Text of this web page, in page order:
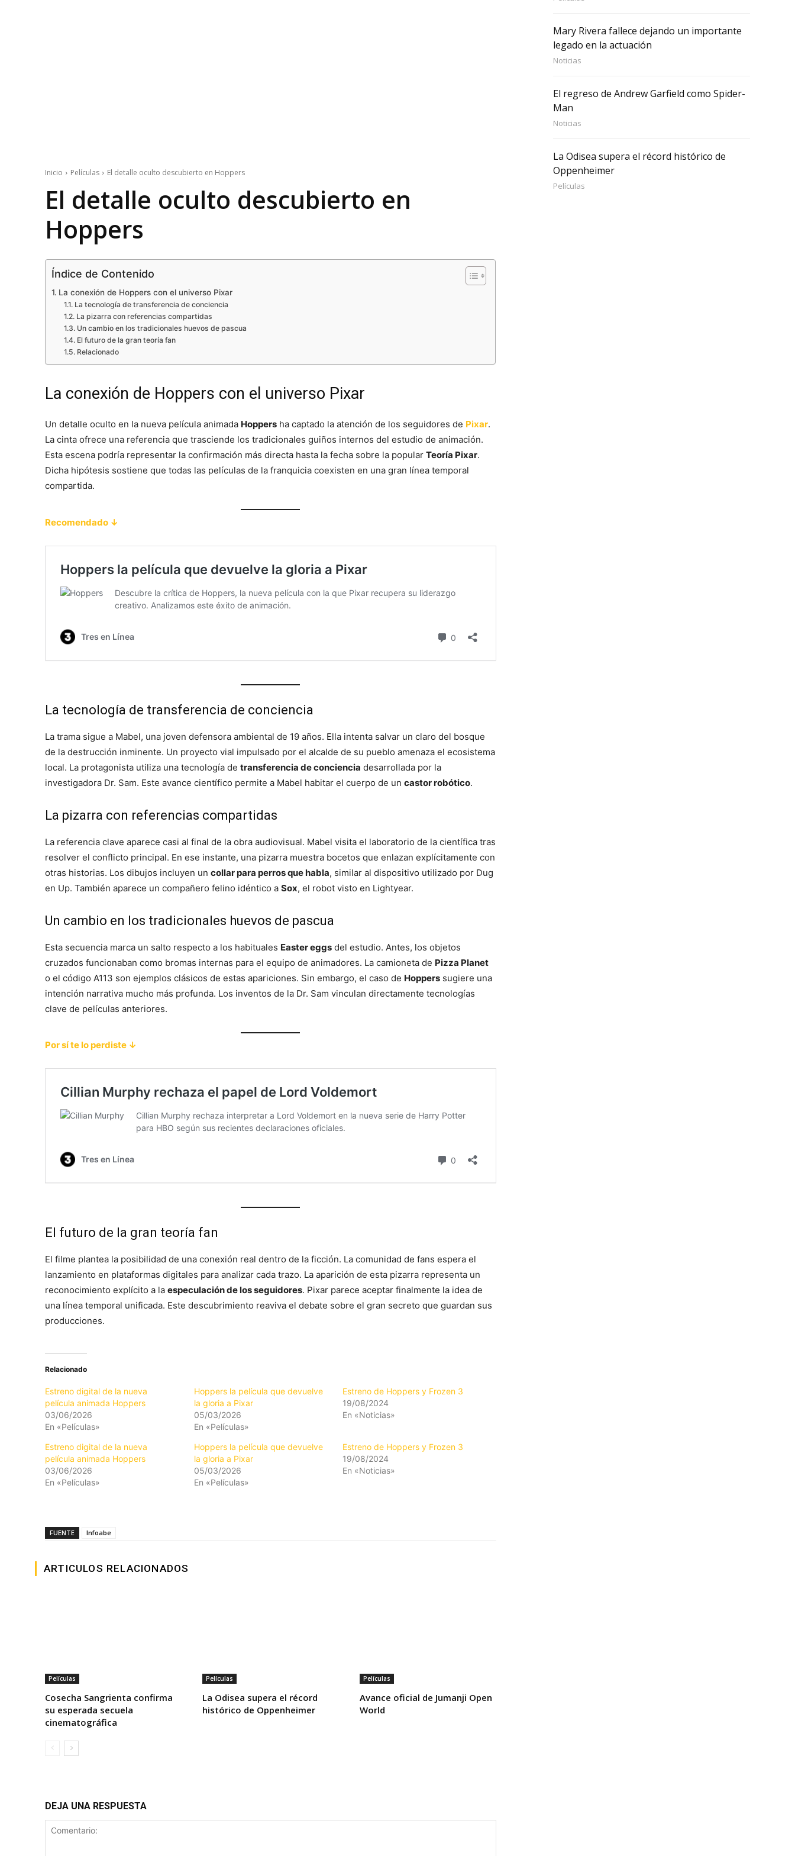
Inicio Películas El detalle oculto descubierto en Hoppers
El detalle oculto descubierto en
Hoppers
Índice de Contenido
La conexión de Hoppers con el universo Pixar
La tecnología de transferencia de conciencia
La pizarra con referencias compartidas
Un cambio en los tradicionales huevos de pascua
El futuro de la gran teoría fan
Relacionado
La conexión de Hoppers con el universo Pixar
Un detalle oculto en la nueva película animada Hoppers ha captado la atención de los seguidores de Pixar.
La cinta ofrece una referencia que trasciende los tradicionales guiños internos del estudio de animación.
Esta escena podría representar la confirmación más directa hasta la fecha sobre la popular Teoría Pixar.
Dicha hipótesis sostiene que todas las películas de la franquicia coexisten en una gran línea temporal
compartida.
Recomendado ↓
La tecnología de transferencia de conciencia
La trama sigue a Mabel, una joven defensora ambiental de 19 años. Ella intenta salvar un claro del bosque
de la destrucción inminente. Un proyecto vial impulsado por el alcalde de su pueblo amenaza el ecosistema
local. La protagonista utiliza una tecnología de transferencia de conciencia desarrollada por la
investigadora Dr. Sam. Este avance científico permite a Mabel habitar el cuerpo de un castor robótico.
La pizarra con referencias compartidas
La referencia clave aparece casi al final de la obra audiovisual. Mabel visita el laboratorio de la científica tras
resolver el conflicto principal. En ese instante, una pizarra muestra bocetos que enlazan explícitamente con
otras historias. Los dibujos incluyen un collar para perros que habla, similar al dispositivo utilizado por Dug
en Up. También aparece un compañero felino idéntico a Sox, el robot visto en Lightyear.
Un cambio en los tradicionales huevos de pascua
Esta secuencia marca un salto respecto a los habituales Easter eggs del estudio. Antes, los objetos
cruzados funcionaban como bromas internas para el equipo de animadores. La camioneta de Pizza Planet
o el código A113 son ejemplos clásicos de estas apariciones. Sin embargo, el caso de Hoppers sugiere una
intención narrativa mucho más profunda. Los inventos de la Dr. Sam vinculan directamente tecnologías
clave de películas anteriores.
Por sí te lo perdiste ↓
El futuro de la gran teoría fan
El filme plantea la posibilidad de una conexión real dentro de la ficción. La comunidad de fans espera el
lanzamiento en plataformas digitales para analizar cada trazo. La aparición de esta pizarra representa un
reconocimiento explícito a la especulación de los seguidores. Pixar parece aceptar finalmente la idea de
una línea temporal unificada. Este descubrimiento reaviva el debate sobre el gran secreto que guardan sus
producciones.
Relacionado
Estreno digital de la nueva
película animada Hoppers
03/06/2026
En «Películas»
Hoppers la película que devuelve
la gloria a Pixar
05/03/2026
En «Películas»
Estreno de Hoppers y Frozen 3
19/08/2024
En «Noticias»
Estreno digital de la nueva
película animada Hoppers
03/06/2026
En «Películas»
Hoppers la película que devuelve
la gloria a Pixar
05/03/2026
En «Películas»
Estreno de Hoppers y Frozen 3
19/08/2024
En «Noticias»
FUENTE Infoabe
ARTICULOS RELACIONADOS
Películas
Cosecha Sangrienta confirma
su esperada secuela
cinematográfica
Películas
La Odisea supera el récord
histórico de Oppenheimer
Películas
Avance oficial de Jumanji Open
World
DEJA UNA RESPUESTA
Mary Rivera fallece dejando un importante
legado en la actuación
Noticias
El regreso de Andrew Garfield como Spider-
Man
Noticias
La Odisea supera el récord histórico de
Oppenheimer
Películas